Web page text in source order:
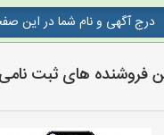
درج آگهی و نام شما در این
فروشنده های ثبت نامی